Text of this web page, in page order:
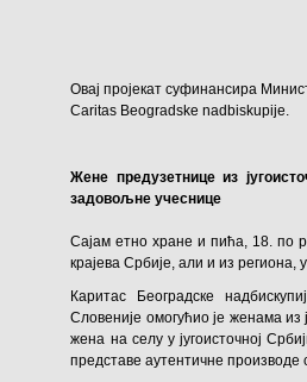
Овај пројекат суфинансира
Caritas Beogradske nadbiskupije
Жене предузетнице из
задовољне учесницe
Сајам етно хране и пића, 18. по
крајева Србије, али и из региона,
Каритас Београдске
Словеније омогућио је женама из
жена на селу у југоисточној
представе аутентичне производе